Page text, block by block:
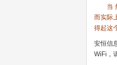
当 然
而实际
得起这
安恒信
WiFi，